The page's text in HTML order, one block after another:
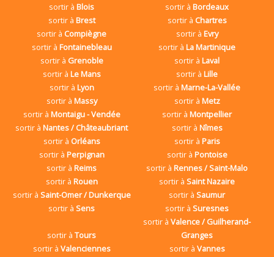
sortir àBlois sortir àBordeaux
sortir à Brest sortir à Chartres
sortir à Compiègne sortir à Evry
sortir à Fontainebleau sortir àLa Martinique
sortir à Grenoble sortir àLaval
sortir à Le Mans sortir àLille
sortir à Lyon sortir àMarne-La-Vallée
sortir à Massy sortir à Metz
sortir à Montaigu - Vendée sortir àMontpellier
sortir àNantes / Châteaubriant sortir à Nîmes
sortir à Orléans sortir à Paris
sortir à Perpignan sortir à Pontoise
sortir àReims sortir àRennes / Saint-Malo
sortir à Rouen sortir àSaint Nazaire
sortir à Saint-Omer / Dunkerque sortir àSaumur
sortir àSens sortir àSuresnes
sortir àTours
sortir àValence / Guilherand-
Granges
sortir à Valenciennes sortir à Vannes